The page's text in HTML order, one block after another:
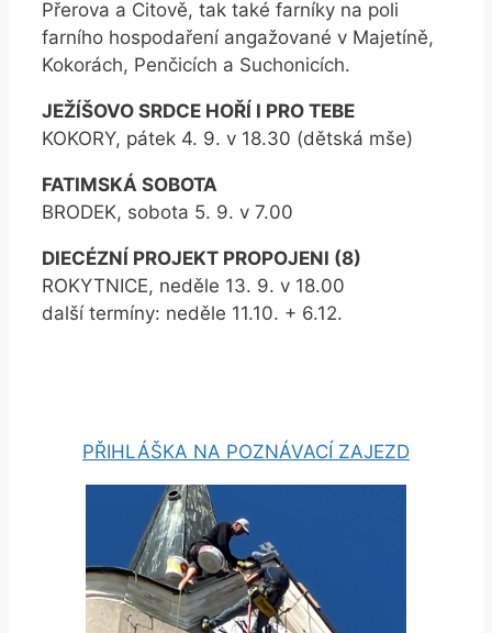
Přerova a Citově, tak také farníky na poli
farního hospodaření angažované v Majetíně,
Kokorách, Penčicích a Suchonicích.
JEŽÍŠOVO SRDCE HOŘÍ I PRO TEBE
KOKORY, pátek 4. 9. v 18.30 (dětská mše)
FATIMSKÁ SOBOTA
BRODEK, sobota 5. 9. v 7.00
DIECÉZNÍ PROJEKT PROPOJENI (8)
ROKYTNICE, neděle 13. 9. v 18.00
další termíny: neděle 11.10. + 6.12.
PŘIHLÁŠKA NA POZNÁVACÍ ZAJEZD